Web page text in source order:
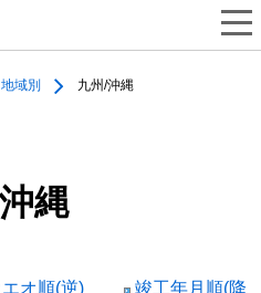
地域別 九州/沖縄
縄
オ順(逆)
竣工年月順(降